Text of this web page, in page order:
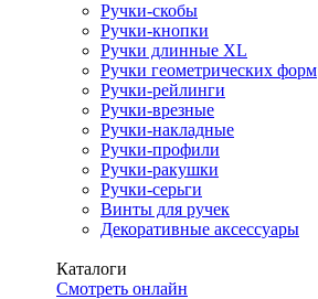
Ручки-скобы
Ручки-кнопки
Ручки длинные XL
Ручки геометрических форм
Ручки-рейлинги
Ручки-врезные
Ручки-накладные
Ручки-профили
Ручки-ракушки
Ручки-серьги
Винты для ручек
Декоративные аксессуары
Каталоги
Смотреть онлайн